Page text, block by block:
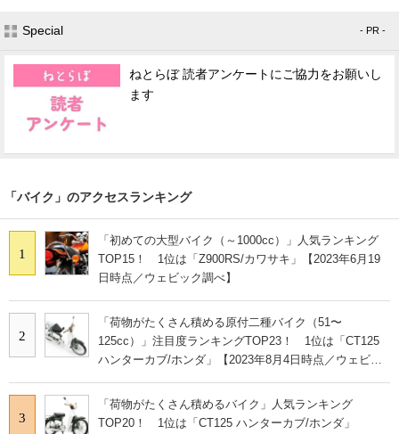
Special - PR -
ねとらぼ 読者アンケートにご協力をお願いし
ます
「バイク」のアクセスランキング
1
「初めての大型バイク（～1000cc）」人気ランキング
TOP15！ 1位は「Z900RS/カワサキ」【2023年6月19
日時点／ウェビック調べ】
2
「荷物がたくさん積める原付二種バイク（51〜
125cc）」注目度ランキングTOP23！ 1位は「CT125
ハンターカブ/ホンダ」【2023年8月4日時点／ウェビッ
3
「荷物がたくさん積めるバイク」人気ランキング
TOP20！ 1位は「CT125 ハンターカブ/ホンダ」